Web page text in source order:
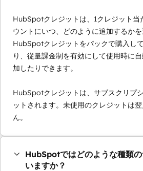
HubSpotクレジットは、1クレジット当
ウントにいつ、どのように追加するかを
HubSpotクレジットをパックで購入し
り、従量課金制を有効にして使用時に
加したりできます。
HubSpotクレジットは、サブスクリプ
ットされます。未使用のクレジットは
ん。
HubSpotではどのような種類
いますか？